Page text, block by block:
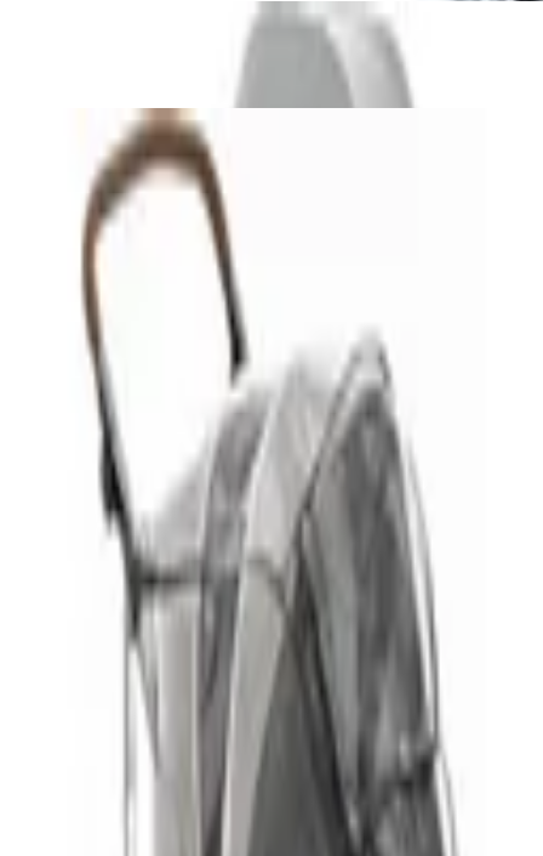
Kinderwagen Sonnenschutz
Kinderwagen Regenschutz
Unternehmen
Über uns
Testlabor
Karriere
Datenschutz
Impressum
Privatsphäre
Shop anmelden
Shop Login
Deutschlands großes Verbraucherportal mit Testberichten und
integriertem Preisvergleich
Alle Preise inkl. der jeweils geltenden gesetzlichen MwSt., ggf.
zzgl. Versandkosten. Alle Angaben ohne Gewähr.